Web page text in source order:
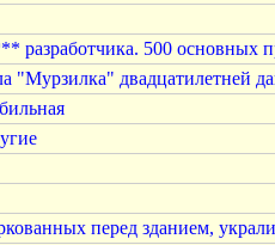
разработчика. 500 основных
"Мурзилка" двадцатилетней
перед зданием,